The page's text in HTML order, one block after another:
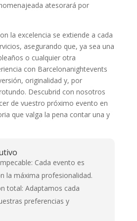
atesorará por
la excelencia se extiende a cada
asegurando que, ya sea una
o cualquier otra
con Barcelonanightevents
originalidad y, por
Descubrid con nosotros
de vuestro próximo evento en
que valga la pena contar una y
Cada evento es
la máxima profesionalidad.
total: Adaptamos cada
preferencias y